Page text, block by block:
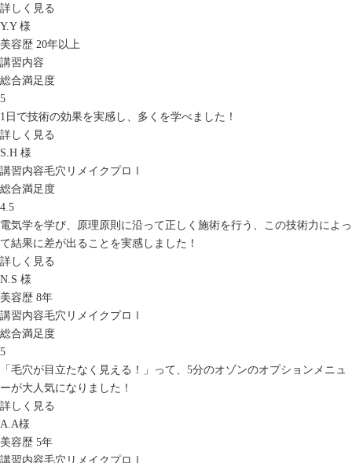
詳しく見る
Y.Y 様
美容歴 20年以上
講習内容
総合満足度
5
1日で技術の効果を実感し、多くを学べました！
詳しく見る
S.H 様
講習内容毛穴リメイクプロⅠ
総合満足度
4.5
電気学を学び、原理原則に沿って正しく施術を行う、この技術力によっ
て結果に差が出ることを実感しました！
詳しく見る
N.S 様
美容歴 8年
講習内容毛穴リメイクプロⅠ
総合満足度
5
「毛穴が目立たなく見える！」って、5分のオゾンのオプションメニュ
ーが大人気になりました！
詳しく見る
A.A様
美容歴 5年
講習内容毛穴リメイクプロⅠ